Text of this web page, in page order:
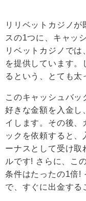
リリベットカジノ
スの1つに、キャッ
リベットカジノでは
を提供しています。
るという、とても太
このキャッシュバ
好きな金額を入金し
イします。その後、
ックを依頼すると
ーナスとして受け取
ルです! さらに、こ
条件はたったの1倍!
で、すぐに出金する